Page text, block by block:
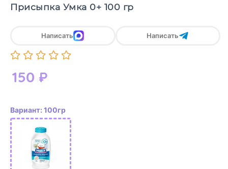
Присыпка Умка 0+ 100 гр
150 ₽
Написать Написать
Вариант: 100гр